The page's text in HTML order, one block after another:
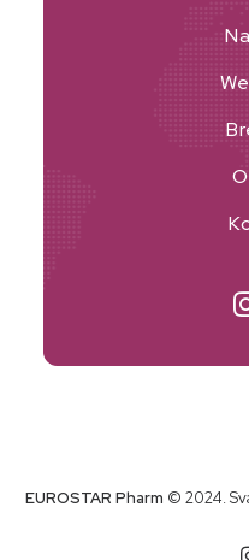
EUROSTAR Pharm © 2024.